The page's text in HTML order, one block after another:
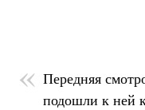
Передняя
подошли к ней